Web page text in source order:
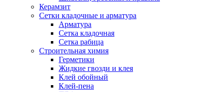
Керамзит
Сетки кладочные и арматура
Арматура
Сетка кладочная
Сетка рабица
Строительная химия
Герметики
Жидкие гвозди и клея
Клей обойный
Клей-пена